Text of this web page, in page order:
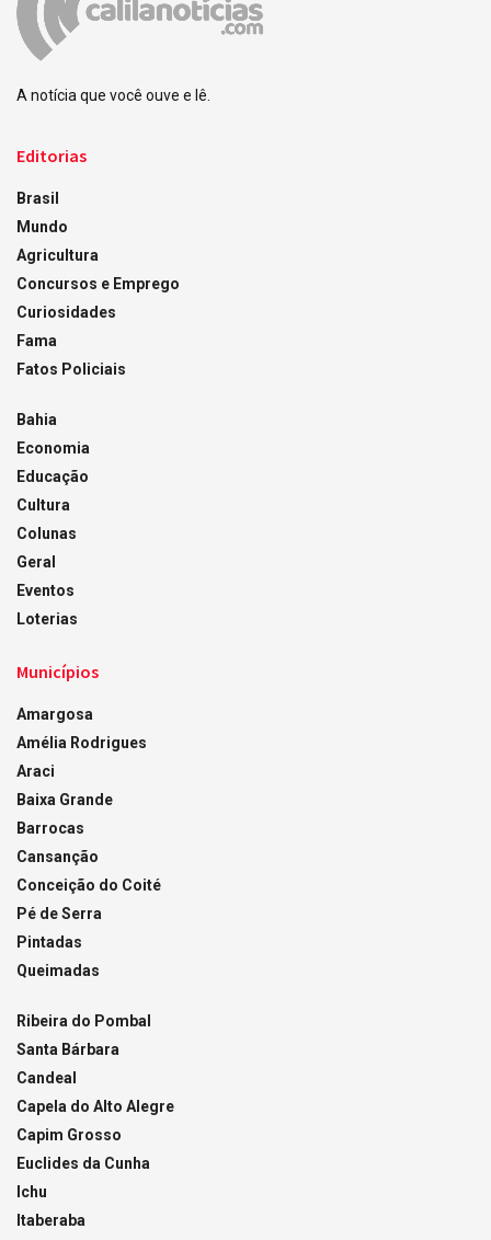
A notícia que você ouve e lê.
Editorias
Brasil
Mundo
Agricultura
Concursos e Emprego
Curiosidades
Fama
Fatos Policiais
Bahia
Economia
Educação
Cultura
Colunas
Geral
Eventos
Loterias
Municípios
Amargosa
Amélia Rodrigues
Araci
Baixa Grande
Barrocas
Cansanção
Conceição do Coité
Pé de Serra
Pintadas
Queimadas
Ribeira do Pombal
Santa Bárbara
Candeal
Capela do Alto Alegre
Capim Grosso
Euclides da Cunha
Ichu
Itaberaba